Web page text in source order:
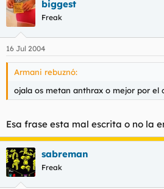
biggest
Freak
16 Jul 2004
Armani rebuznó:
ojala os metan anthrax o mejor por el
Esa frase esta mal escrita o no la
sabreman
Freak